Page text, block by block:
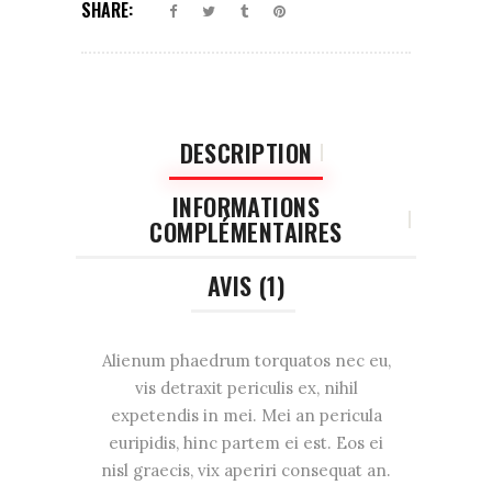
SHARE:
DESCRIPTION
INFORMATIONS
COMPLÉMENTAIRES
AVIS (1)
Alienum phaedrum torquatos nec eu,
vis detraxit periculis ex, nihil
expetendis in mei. Mei an pericula
euripidis, hinc partem ei est. Eos ei
nisl graecis, vix aperiri consequat an.